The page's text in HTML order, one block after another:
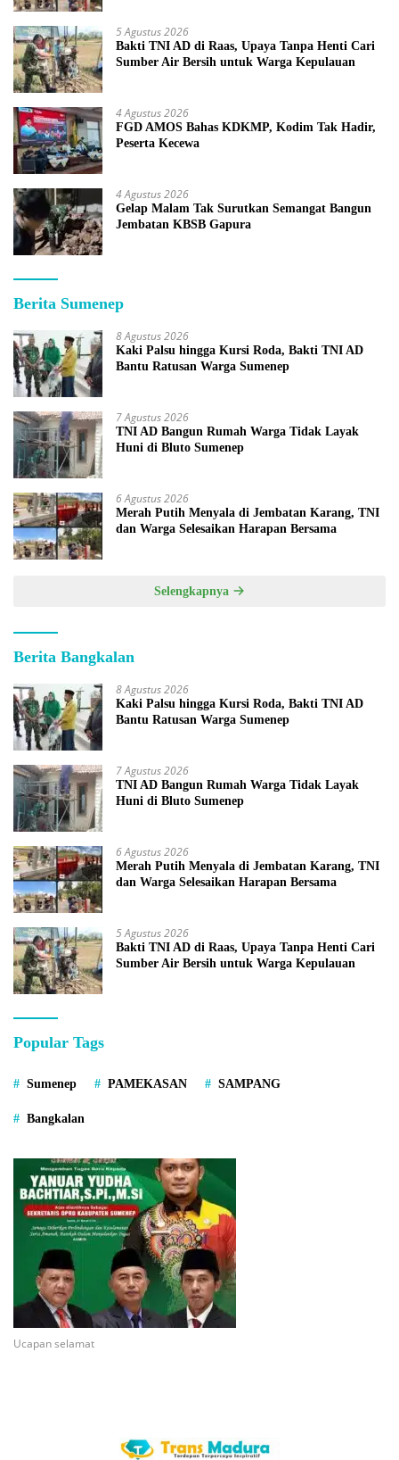
5 Agustus 2026
Bakti TNI AD di Raas, Upaya Tanpa Henti Cari
Sumber Air Bersih untuk Warga Kepulauan
4 Agustus 2026
FGD AMOS Bahas KDKMP, Kodim Tak Hadir,
Peserta Kecewa
4 Agustus 2026
Gelap Malam Tak Surutkan Semangat Bangun
Jembatan KBSB Gapura
Berita Sumenep
8 Agustus 2026
Kaki Palsu hingga Kursi Roda, Bakti TNI AD
Bantu Ratusan Warga Sumenep
7 Agustus 2026
TNI AD Bangun Rumah Warga Tidak Layak
Huni di Bluto Sumenep
6 Agustus 2026
Merah Putih Menyala di Jembatan Karang, TNI
dan Warga Selesaikan Harapan Bersama
Selengkapnya
Berita Bangkalan
8 Agustus 2026
Kaki Palsu hingga Kursi Roda, Bakti TNI AD
Bantu Ratusan Warga Sumenep
7 Agustus 2026
TNI AD Bangun Rumah Warga Tidak Layak
Huni di Bluto Sumenep
6 Agustus 2026
Merah Putih Menyala di Jembatan Karang, TNI
dan Warga Selesaikan Harapan Bersama
5 Agustus 2026
Bakti TNI AD di Raas, Upaya Tanpa Henti Cari
Sumber Air Bersih untuk Warga Kepulauan
Popular Tags
Sumenep PAMEKASAN SAMPANG
Bangkalan
Ucapan selamat